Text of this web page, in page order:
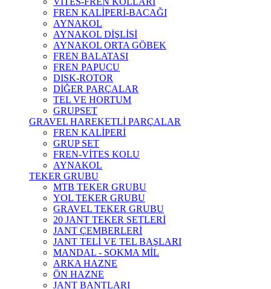
FREN KALİPERİ-BACAĞI
AYNAKOL
AYNAKOL DİŞLİSİ
AYNAKOL ORTA GÖBEK
FREN BALATASI
FREN PAPUCU
DISK-ROTOR
DİĞER PARÇALAR
TEL VE HORTUM
GRUPSET
GRAVEL HAREKETLİ PARÇALAR
FREN KALİPERİ
GRUP SET
FREN-VİTES KOLU
AYNAKOL
TEKER GRUBU
MTB TEKER GRUBU
YOL TEKER GRUBU
GRAVEL TEKER GRUBU
20 JANT TEKER SETLERİ
JANT ÇEMBERLERİ
JANT TELİ VE TEL BAŞLARI
MANDAL - SOKMA MİL
ARKA HAZNE
ÖN HAZNE
JANT BANTLARI